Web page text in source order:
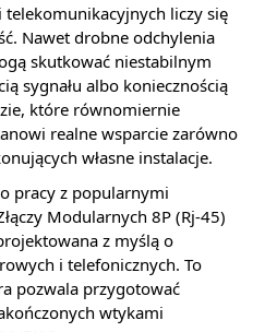
telekomunikacyjnych liczy się
Nawet drobne odchylenia
skutkować niestabilnym
sygnału albo koniecznością
które równomiernie
realne wsparcie zarówno
własne instalacje.
pracy z popularnymi
Modularnych 8P (Rj-45)
z myślą o
i telefonicznych. To
pozwala przygotować
wtykami